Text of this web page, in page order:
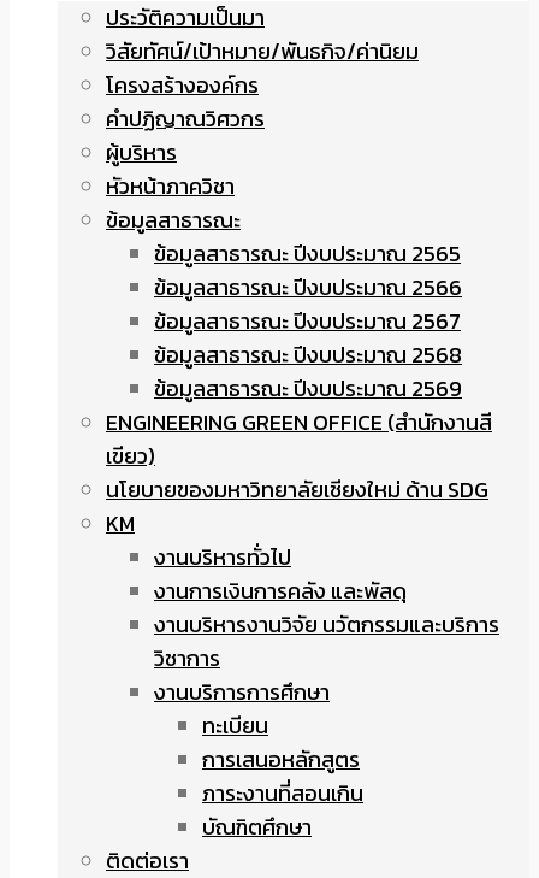
ประวัติความเป็นมา
วิสัยทัศน์/เป้าหมาย/พันธกิจ/ค่านิยม
โครงสร้างองค์กร
คำปฏิญาณวิศวกร
ผู้บริหาร
หัวหน้าภาควิชา
ข้อมูลสาธารณะ
ข้อมูลสาธารณะ ปีงบประมาณ 2565
ข้อมูลสาธารณะ ปีงบประมาณ 2566
ข้อมูลสาธารณะ ปีงบประมาณ 2567
ข้อมูลสาธารณะ ปีงบประมาณ 2568
ข้อมูลสาธารณะ ปีงบประมาณ 2569
ENGINEERING GREEN OFFICE (สำนักงานสี
เขียว)
นโยบายของมหาวิทยาลัยเชียงใหม่ ด้าน SDG
KM
งานบริหารทั่วไป
งานการเงินการคลัง และพัสดุ
งานบริหารงานวิจัย นวัตกรรมและบริการ
วิชาการ
งานบริการการศึกษา
ทะเบียน
การเสนอหลักสูตร
ภาระงานที่สอนเกิน
บัณฑิตศึกษา
ติดต่อเรา